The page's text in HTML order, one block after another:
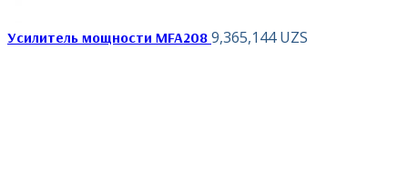
Усилитель мощности MFA208 9,365,144UZS